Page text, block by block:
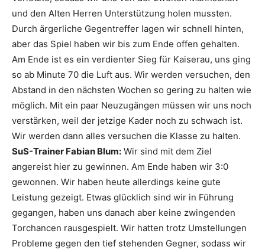
und den Alten Herren Unterstützung holen mussten.
Durch ärgerliche Gegentreffer lagen wir schnell hinten,
aber das Spiel haben wir bis zum Ende offen gehalten.
Am Ende ist es ein verdienter Sieg für Kaiserau, uns ging
so ab Minute 70 die Luft aus. Wir werden versuchen, den
Abstand in den nächsten Wochen so gering zu halten wie
möglich. Mit ein paar Neuzugängen müssen wir uns noch
verstärken, weil der jetzige Kader noch zu schwach ist.
Wir werden dann alles versuchen die Klasse zu halten.
SuS-Trainer Fabian Blum: Wir sind mit dem Ziel
angereist hier zu gewinnen. Am Ende haben wir 3:0
gewonnen. Wir haben heute allerdings keine gute
Leistung gezeigt. Etwas glücklich sind wir in Führung
gegangen, haben uns danach aber keine zwingenden
Torchancen rausgespielt. Wir hatten trotz Umstellungen
Probleme gegen den tief stehenden Gegner, sodass wir